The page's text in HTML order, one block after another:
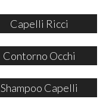
Capelli Ricci
Contorno Occhi
Shampoo Capelli